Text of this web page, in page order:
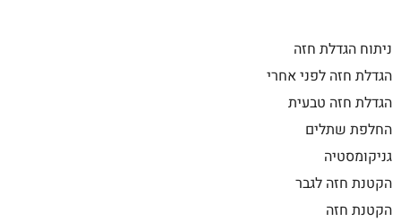
ניתוח הגדלת חזה
הגדלת חזה לפני אחרי
הגדלת חזה טבעית
החלפת שתלים
גניקומסטיה
הקטנת חזה לגבר
הקטנת חזה